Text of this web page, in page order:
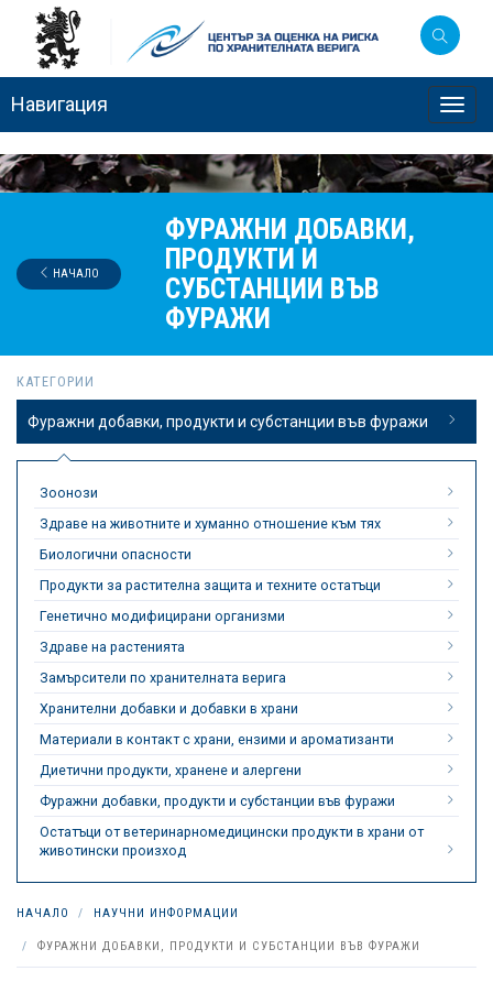
Навигация
ФУРАЖНИ ДОБАВКИ,
ПРОДУКТИ И
СУБСТАНЦИИ ВЪВ
ФУРАЖИ
НАЧАЛО
КАТЕГОРИИ
Фуражни добавки, продукти и субстанции във фуражи
Зоонози
Здраве на животните и хуманно отношение към тях
Биологични опасности
Продукти за растителна защита и техните остатъци
Генетично модифицирани организми
Здраве на растенията
Замърсители по хранителната верига
Хранителни добавки и добавки в храни
Материали в контакт с храни, ензими и ароматизанти
Диетични продукти, хранене и алергени
Фуражни добавки, продукти и субстанции във фуражи
Остатъци от ветеринарномедицински продукти в храни от
животински произход
НАЧАЛО НАУЧНИ ИНФОРМАЦИИ
ФУРАЖНИ ДОБАВКИ, ПРОДУКТИ И СУБСТАНЦИИ ВЪВ ФУРАЖИ